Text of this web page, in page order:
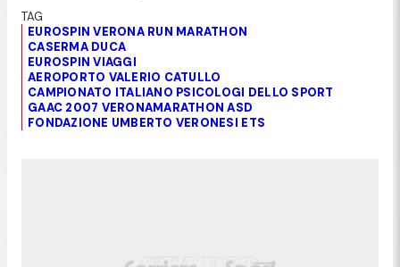
EUROSPIN VERONA RUN MARATHON
CASERMA DUCA
EUROSPIN VIAGGI
AEROPORTO VALERIO CATULLO
CAMPIONATO ITALIANO PSICOLOGI DELLO SPORT
GAAC 2007 VERONAMARATHON ASD
FONDAZIONE UMBERTO VERONESI ETS